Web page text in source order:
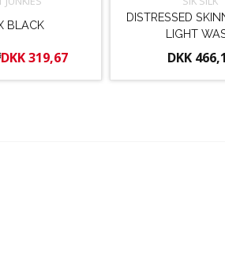
BLACK
DKK 319,67
DISTRESSED
LIGHT
DKK 466,1